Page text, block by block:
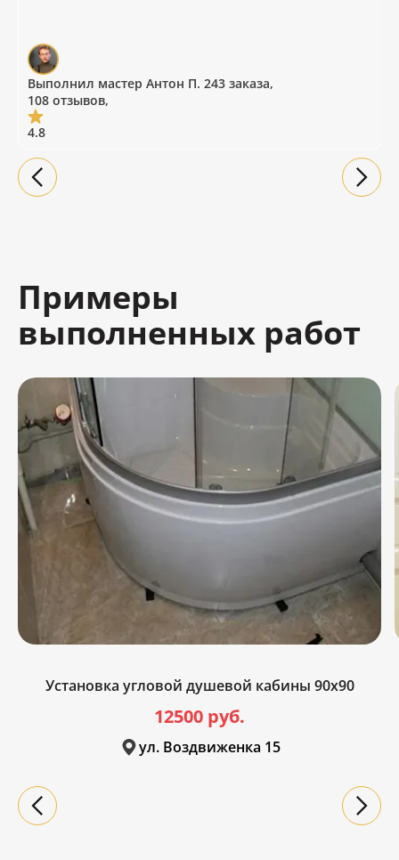
Выполнил мастер Антон П. 243 заказа,
108 отзывов,
4.8
Примеры
выполненных работ
Установка угловой душевой кабины 90x90
12500 руб.
ул. Воздвиженка 15